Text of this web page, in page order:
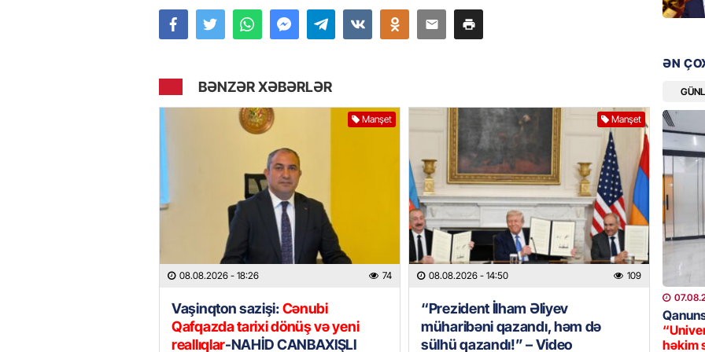
BƏNZƏR XƏBƏRLƏR
Manşet
08.08.2026 - 18:26 74
Vaşinqton sazişi:Cənubi
Qafqazda tarixi dönüş və yeni
reallıqlar-NAHİD CANBAXIŞLI
Manşet
08.08.2026 - 14:50 109
“Prezident İlham Əliyev
müharibəni qazandı, həm də
sülhü qazandı!” – Video
GÜNDƏM
18 il
MANŞET
17
olundu
BANNER
Bu
qərarı
ƏN
həkim